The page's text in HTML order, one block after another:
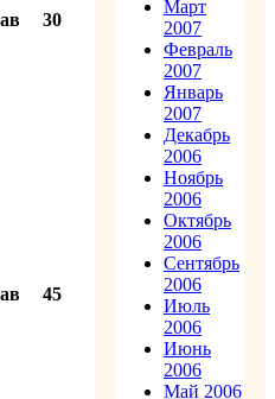
30
45
Март
2007
Февраль
2007
Январь
2007
Декабрь
2006
Ноябрь
2006
Октябрь
2006
Сентябрь
2006
Июль
2006
Июнь
2006
Май 2006